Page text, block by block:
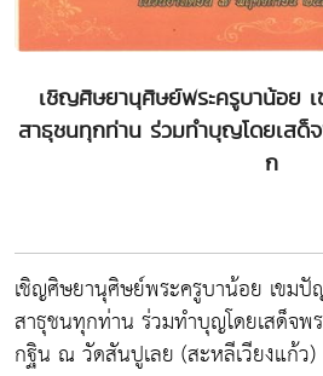
เชิญศิษยานุศิษย์พระครูบาน้อย
สาธุชนทุกท่าน ร่วมทำบุญโดยเสด็
ก
เชิญศิษยานุศิษย์พระครูบาน้อย เขม
สาธุชนทุกท่าน ร่วมทำบุญโดยเสด็จพ
กฐิน ณ วัดสันปูเลย (สะหลีเวียงแก้ว)